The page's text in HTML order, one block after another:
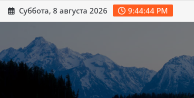
Перейти
к
Суббота, 8 августа 2026 9:44:45 PM